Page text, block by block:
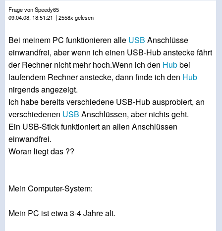
Frage von Speedy65
09.04.08, 18:51:21 | 2558x gelesen
Bei meinem PC funktionieren alle USB Anschlüsse
einwandfrei, aber wenn ich einen USB-Hub anstecke fährt
der Rechner nicht mehr hoch.Wenn ich den Hubbei
laufendem Rechner anstecke, dann finde ich den Hub
nirgends angezeigt.
Ich habe bereits verschiedene USB-Hub ausprobiert, an
verschiedenen USB Anschlüssen, aber nichts geht.
Ein USB-Stick funktioniert an allen Anschlüssen
einwandfrei.
Woran liegt das ??
Mein Computer-System:
Mein PC ist etwa 3-4 Jahre alt.